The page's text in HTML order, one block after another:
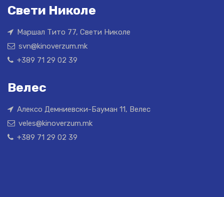
Свети Николе
Маршал Тито 77, Свети Николе
svn@kinoverzum.mk
+389 71 29 02 39
Велес
Алексо Демниевски-Бауман 11, Велес
veles@kinoverzum.mk
+389 71 29 02 39